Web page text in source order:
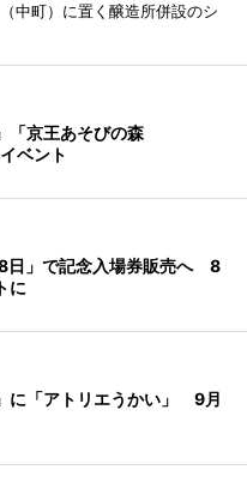
中町）に置く醸造所併設のシ
「京王あそびの森
ベント
日」で記念入場券販売へ 8
に
に「アトリエうかい」 9月